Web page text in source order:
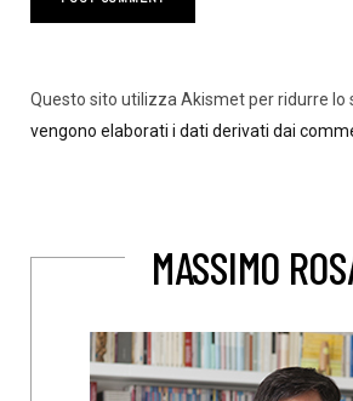
Questo sito utilizza Akismet per ridurre lo
vengono elaborati i dati derivati dai
MASSIMO